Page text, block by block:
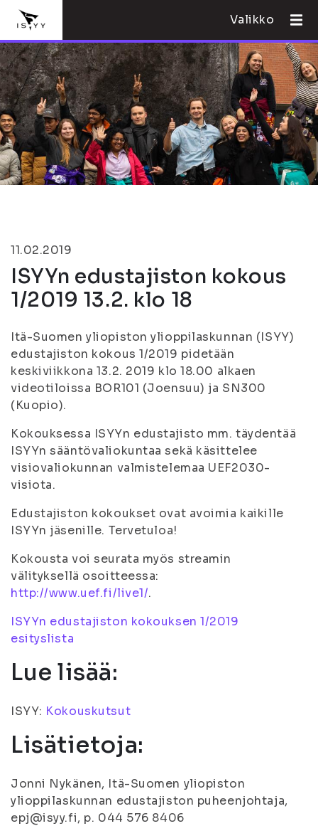
Valikko
11.02.2019
ISYYn edustajiston kokous
1/2019 13.2. klo 18
Itä-Suomen yliopiston ylioppilaskunnan (ISYY)
edustajiston kokous 1/2019 pidetään
keskiviikkona 13.2. 2019 klo 18.00 alkaen
videotiloissa BOR101 (Joensuu) ja SN300
(Kuopio).
Kokouksessa ISYYn edustajisto mm. täydentää
ISYYn sääntövaliokuntaa sekä käsittelee
visiovaliokunnan valmistelemaa UEF2030-
visiota.
Edustajiston kokoukset ovat avoimia kaikille
ISYYn jäsenille. Tervetuloa!
Kokousta voi seurata myös streamin
välityksellä osoitteessa:
http://www.uef.fi/live1/.
ISYYn edustajiston kokouksen 1/2019
esityslista
Lue lisää:
ISYY: Kokouskutsut
Lisätietoja:
Jonni Nykänen, Itä-Suomen yliopiston
ylioppilaskunnan edustajiston puheenjohtaja,
epj@isyy.fi, p. 044 576 8406